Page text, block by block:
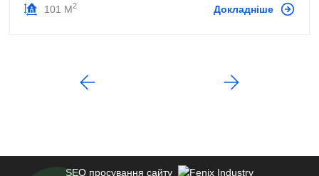
101 М2 Докладніше
SEO просування сайту